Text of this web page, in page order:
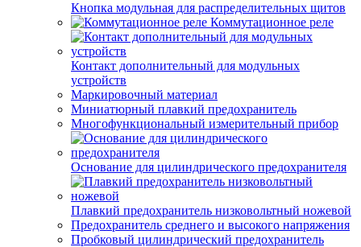
Кнопка модульная для распределительных щитов
Коммутационное реле
Контакт дополнительный для модульных
устройств
Маркировочный материал
Миниатюрный плавкий предохранитель
Многофункциональный измерительный прибор
Основание для цилиндрического предохранителя
Плавкий предохранитель низковольтный ножевой
Предохранитель среднего и высокого напряжения
Пробковый цилиндрический предохранитель